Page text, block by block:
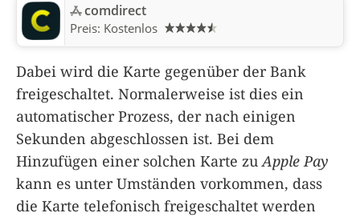
comdirect
Preis: Kostenlos
Dabei wird die Karte gegenüber der Bank
freigeschaltet. Normalerweise ist dies ein
automatischer Prozess, der nach einigen
Sekunden abgeschlossen ist. Bei dem
Hinzufügen einer solchen Karte zu Apple Pay
kann es unter Umständen vorkommen, dass
die Karte telefonisch freigeschaltet werden